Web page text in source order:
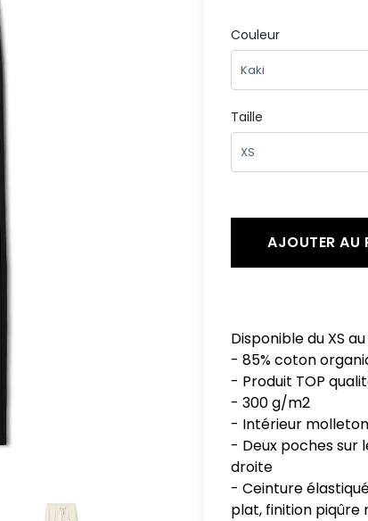
Couleur
Taille
AJOUTER AU
Disponible du XS au
- 85% coton
- Produit TOP
- 300 g/m2
- Intérieur
- Deux poches sur
droite
- Ceinture
plat, finition piqûre